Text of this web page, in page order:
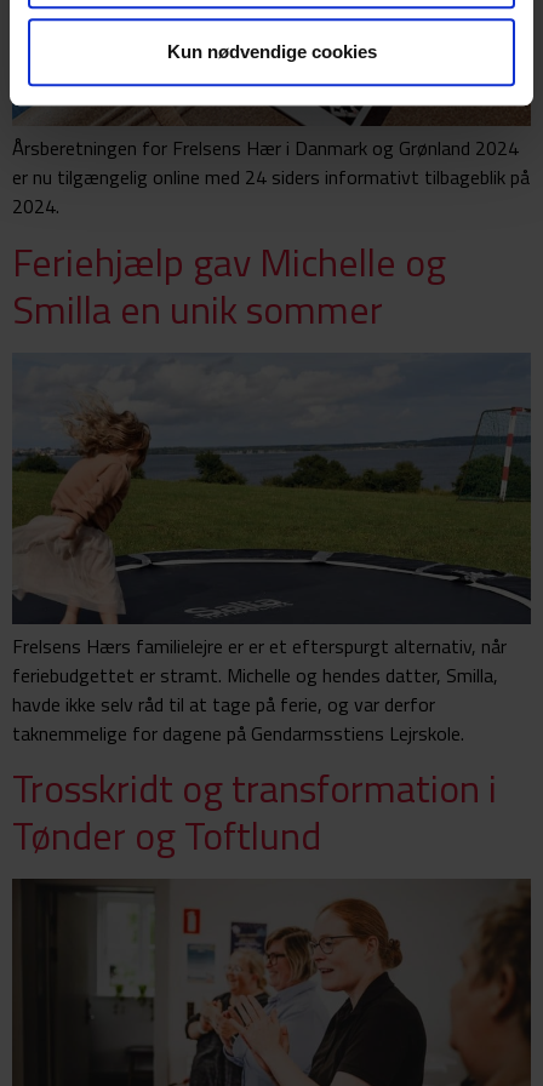
Kun nødvendige cookies
Årsberetningen for Frelsens Hær i Danmark og Grønland 2024
er nu tilgængelig online med 24 siders informativt tilbageblik på
2024.
Feriehjælp gav Michelle og
Smilla en unik sommer
Frelsens Hærs familielejre er er et efterspurgt alternativ, når
feriebudgettet er stramt. Michelle og hendes datter, Smilla,
havde ikke selv råd til at tage på ferie, og var derfor
taknemmelige for dagene på Gendarmsstiens Lejrskole.
Trosskridt og transformation i
Tønder og Toftlund